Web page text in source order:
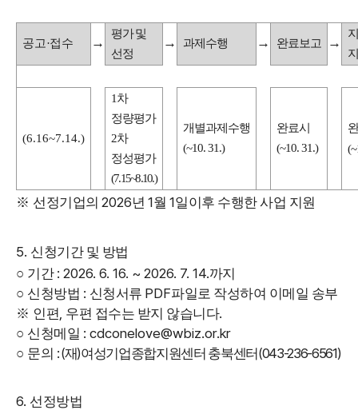
공고·접수 →
평가 및
선정
→ 과제수행 → 완료보고 →
(6.16~7.14.)
1차
정량평가
2차
정성평가
(7.15~8.10.)
개별과제수행
(~10. 31.)
완료시
(~10. 31.)
※ 선정기업의 2026년 1월 1일이후 수행한 사업 지원
5. 신청기간 및 방법
○ 기간 : 2026. 6. 16. ~ 2026. 7. 14.까지
○ 신청방법 : 신청서류 PDF파일로 작성하여 이메일 송부
※ 인편, 우편 접수는 받지 않습니다.
○ 신청메일 : cdconelove@wbiz.or.kr
○ 문의 : (재)여성기업종합지원센터 충북센터(043-236-6561)
6. 선정방법